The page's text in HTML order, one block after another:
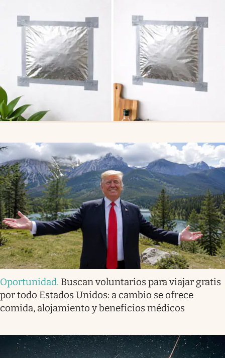
Oportunidad. Buscan voluntarios para viajar gratis
por todo Estados Unidos: a cambio se ofrece
comida, alojamiento y beneficios médicos